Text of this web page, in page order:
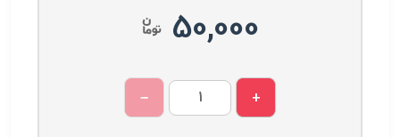
50,000
+
−